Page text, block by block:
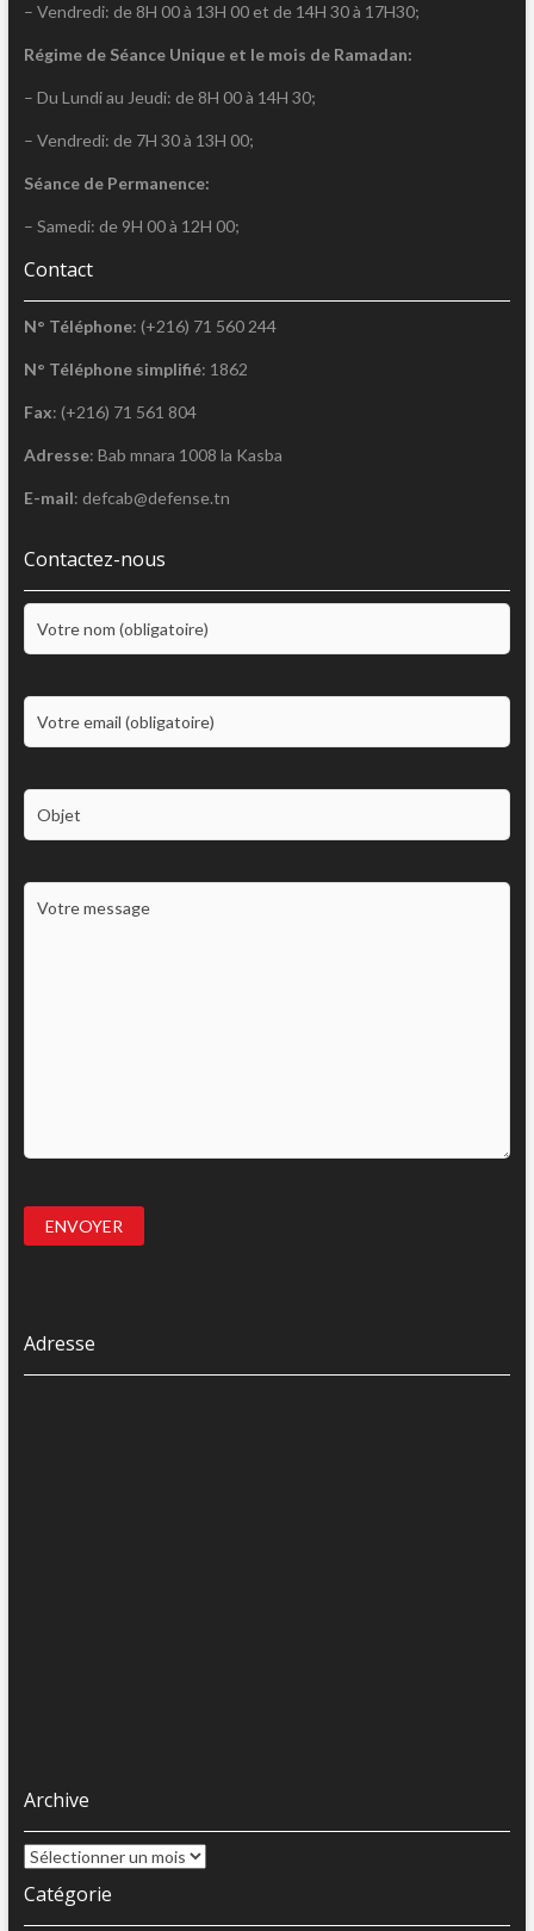
– Vendredi: de 8H 00 à 13H 00 et de 14H 30 à 17H30;
Régime de Séance Unique et le mois de Ramadan:
– Du Lundi au Jeudi: de 8H 00 à 14H 30;
– Vendredi: de 7H 30 à 13H 00;
Séance de Permanence:
– Samedi: de 9H 00 à 12H 00;
Contact
N° Téléphone: (+216) 71 560 244
N° Téléphone simplifié: 1862
Fax: (+216) 71 561 804
Adresse: Bab mnara 1008 la Kasba
E-mail: defcab@defense.tn
Contactez-nous
Adresse
Archive
Archive
Catégorie